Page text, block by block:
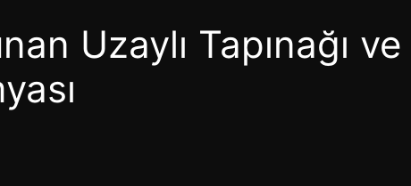
Uzaylı Tapınağı ve